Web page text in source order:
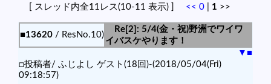
[ スレッド内全11レス(10-11 表示) ] << 0 1 >>
■13620 / ResNo.10)
Re[2]: 5/4(金・祝)野洲でワイワ
イバスケやります！
▼ ■
□投稿者/ ふじよし ゲスト(18回)-(2018/05/04(Fri)
09:18:57)